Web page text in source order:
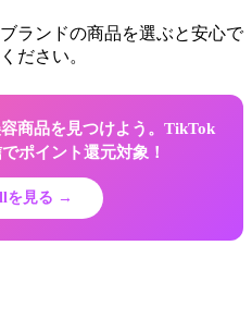
ランドの商品を選ぶと安心で
ださい。
商品を見つけよう。TikTok
ポイント還元対象！
を見る →